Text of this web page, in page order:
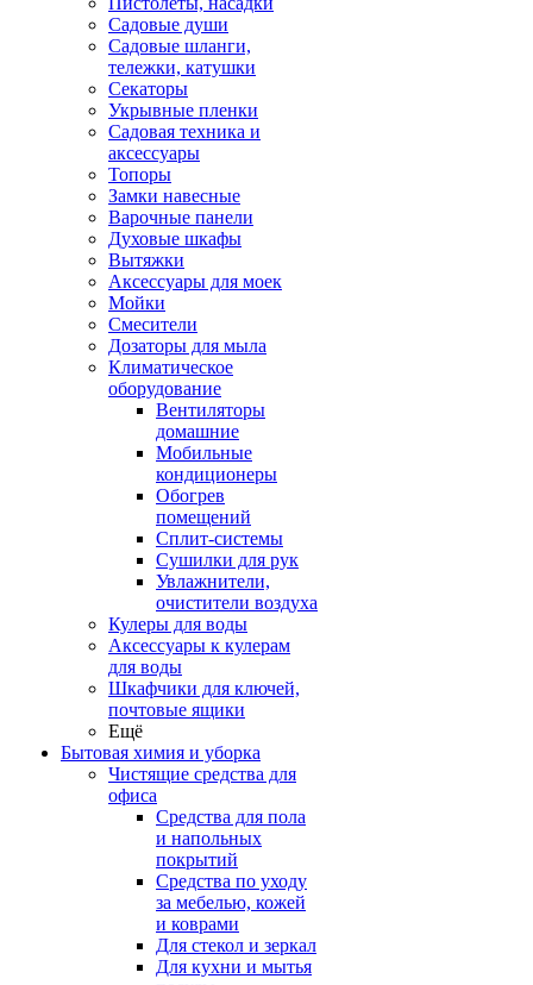
Садовые души
Садовые шланги,
тележки, катушки
Секаторы
Укрывные пленки
Садовая техника и
аксессуары
Топоры
Замки навесные
Варочные панели
Духовые шкафы
Вытяжки
Аксессуары для моек
Мойки
Смесители
Дозаторы для мыла
Климатическое
оборудование
Вентиляторы
домашние
Мобильные
кондиционеры
Обогрев
помещений
Сплит-системы
Сушилки для рук
Увлажнители,
очистители воздуха
Кулеры для воды
Аксессуары к кулерам
для воды
Шкафчики для ключей,
почтовые ящики
Ещё
Бытовая химия и уборка
Чистящие средства для
офиса
Средства для пола
и напольных
покрытий
Средства по уходу
за мебелью, кожей
и коврами
Для стекол и зеркал
Для кухни и мытья